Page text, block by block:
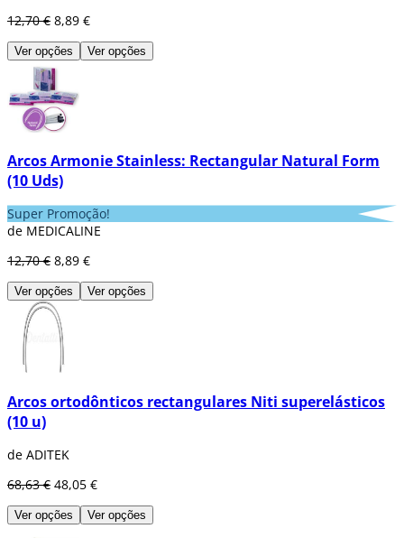
12,70 € 8,89 €
Ver opções Ver opções
Arcos Armonie Stainless: Rectangular Natural Form
(10 Uds)
Super Promoção!
de MEDICALINE
12,70 € 8,89 €
Ver opções Ver opções
Arcos ortodônticos rectangulares Niti superelásticos
(10 u)
de ADITEK
68,63 € 48,05 €
Ver opções Ver opções